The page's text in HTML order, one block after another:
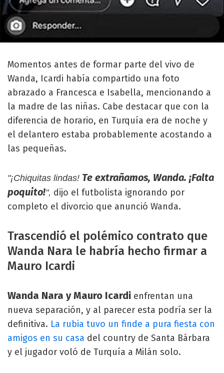
Momentos antes de formar parte del vivo de
Wanda, Icardi había compartido una foto
abrazado a Francesca e Isabella, mencionando a
la madre de las niñas. Cabe destacar que con la
diferencia de horario, en Turquía era de noche y
el delantero estaba probablemente acostando a
las pequeñas.
"¡Chiquitas lindas! Te extrañamos, Wanda. ¡Falta
poquito!", dijo el futbolista ignorando por
completo el divorcio que anunció Wanda.
Trascendió el polémico contrato que
Wanda Nara le habría hecho firmar a
Mauro Icardi
Wanda Nara y Mauro Icardi enfrentan una
nueva separación, y al parecer esta podría ser la
definitiva. La rubia tuvo un finde a pura fiesta con
amigos en su casa del country de Santa Bárbara
y el jugador voló de Turquía a Milán solo.